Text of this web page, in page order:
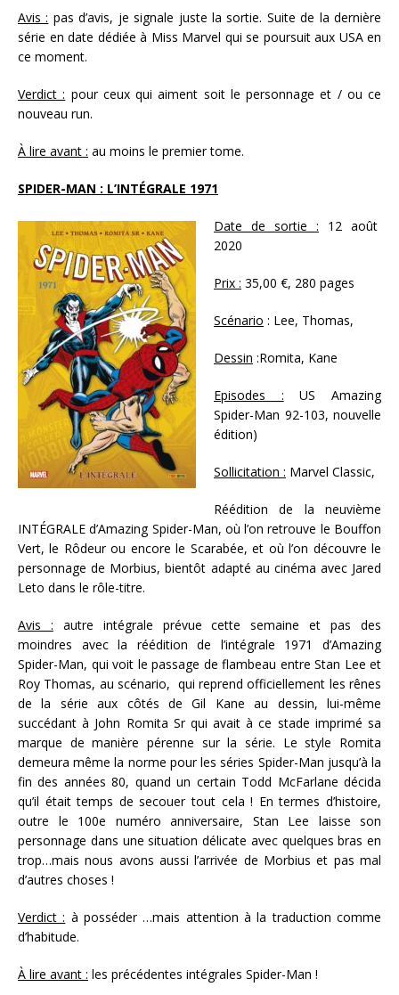
Avis : pas d’avis, je signale juste la sortie. Suite de la dernière
série en date dédiée à Miss Marvel qui se poursuit aux USA en
ce moment.
Verdict : pour ceux qui aiment soit le personnage et / ou ce
nouveau run.
À lire avant : au moins le premier tome.
SPIDER-MAN : L’INTÉGRALE 1971
Date de sortie : 12 août
2020
Prix : 35,00 €, 280 pages
Scénario : Lee, Thomas,
Dessin :Romita, Kane
Episodes : US Amazing
Spider-Man 92-103, nouvelle
édition)
Sollicitation : Marvel Classic,
Réédition de la neuvième
INTÉGRALE d’Amazing Spider-Man, où l’on retrouve le Bouffon
Vert, le Rôdeur ou encore le Scarabée, et où l’on découvre le
personnage de Morbius, bientôt adapté au cinéma avec Jared
Leto dans le rôle-titre.
Avis : autre intégrale prévue cette semaine et pas des
moindres avec la réédition de l’intégrale 1971 d’Amazing
Spider-Man, qui voit le passage de flambeau entre Stan Lee et
Roy Thomas, au scénario, qui reprend officiellement les rênes
de la série aux côtés de Gil Kane au dessin, lui-même
succédant à John Romita Sr qui avait à ce stade imprimé sa
marque de manière pérenne sur la série. Le style Romita
demeura même la norme pour les séries Spider-Man jusqu’à la
fin des années 80, quand un certain Todd McFarlane décida
qu’il était temps de secouer tout cela ! En termes d’histoire,
outre le 100e numéro anniversaire, Stan Lee laisse son
personnage dans une situation délicate avec quelques bras en
trop…mais nous avons aussi l’arrivée de Morbius et pas mal
d’autres choses !
Verdict : à posséder …mais attention à la traduction comme
d’habitude.
À lire avant : les précédentes intégrales Spider-Man !